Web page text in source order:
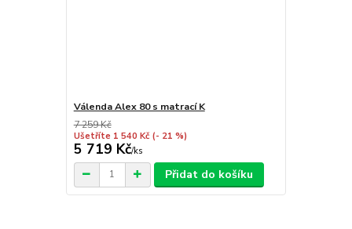
Válenda Alex 80 s matrací K
7 259 Kč
Ušetříte 1 540 Kč (- 21 %)
5 719 Kč/ks
Přidat do košíku